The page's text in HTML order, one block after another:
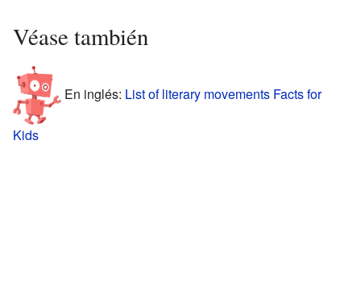
Véase también
En inglés: List of literary movements Facts for
Kids